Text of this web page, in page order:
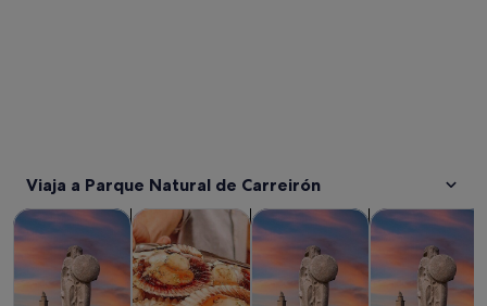
Viaja a Parque Natural de Carreirón
Visitas guiadas y excursiones de un díaSe abre en una
Comidas, bebidas y vida nocturnaSe abre en
Visitas privadas yHistoria y